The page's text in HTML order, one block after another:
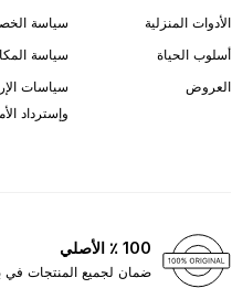
الأدوات المنزلية
أسلوب الحياة
العروض
سياسة
سياسة
سياسات
وإسترداد
100 ٪ الأصلي
ضمان لجميع المنتجات